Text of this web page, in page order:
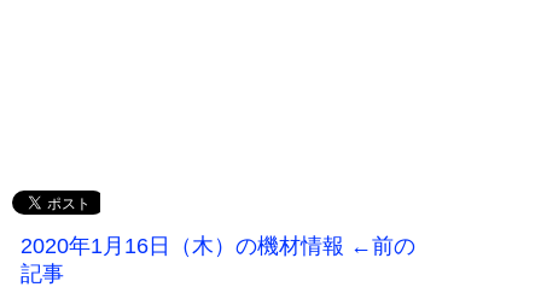
2020年1月16日（木）の機材情報 ←前の
記事